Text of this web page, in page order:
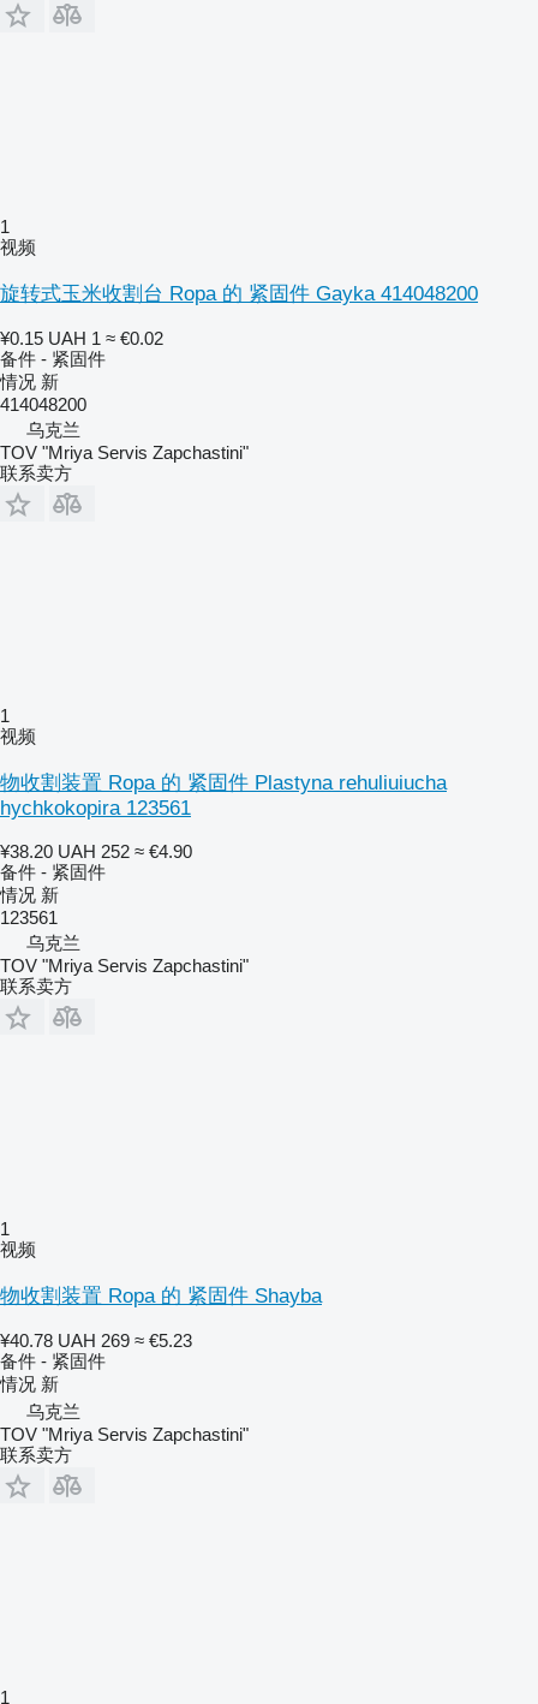
1
视频
旋转式玉米收割台 Ropa 的 紧固件 Gayka 414048200
¥0.15 UAH 1 ≈ €0.02
备件 - 紧固件
情况 新
414048200
乌克兰
TOV "Mriya Servis Zapchastini"
联系卖方
1
视频
物收割装置 Ropa 的 紧固件 Plastyna rehuliuiucha
hychkokopira 123561
¥38.20 UAH 252 ≈ €4.90
备件 - 紧固件
情况 新
123561
乌克兰
TOV "Mriya Servis Zapchastini"
联系卖方
1
视频
物收割装置 Ropa 的 紧固件 Shayba
¥40.78 UAH 269 ≈ €5.23
备件 - 紧固件
情况 新
乌克兰
TOV "Mriya Servis Zapchastini"
联系卖方
1